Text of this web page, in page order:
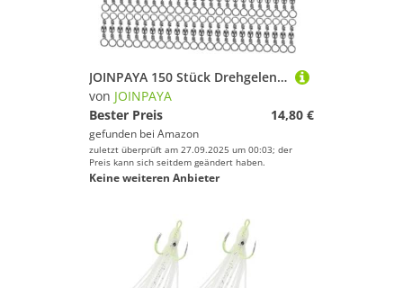
JOINPAYA 150 Stück Drehgelenk Angelwerkzeug Wirbel Angelgerät Angelausrüstung Wirbel Angel Schnappwirbel Rollverbinder Angelwirbel Tonnenwirbel Mit Druckknöpfen Schwarzer
von JOINPAYA
Bester Preis
14,80 €
gefunden bei Amazon
zuletzt überprüft am 27.09.2025 um 00:03; der
Preis kann sich seitdem geändert haben.
Keine weiteren Anbieter